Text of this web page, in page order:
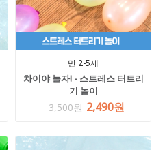
만 2-5세
차이야 놀자! - 스트레스 터트리
기 놀이
3,500원 2,490원